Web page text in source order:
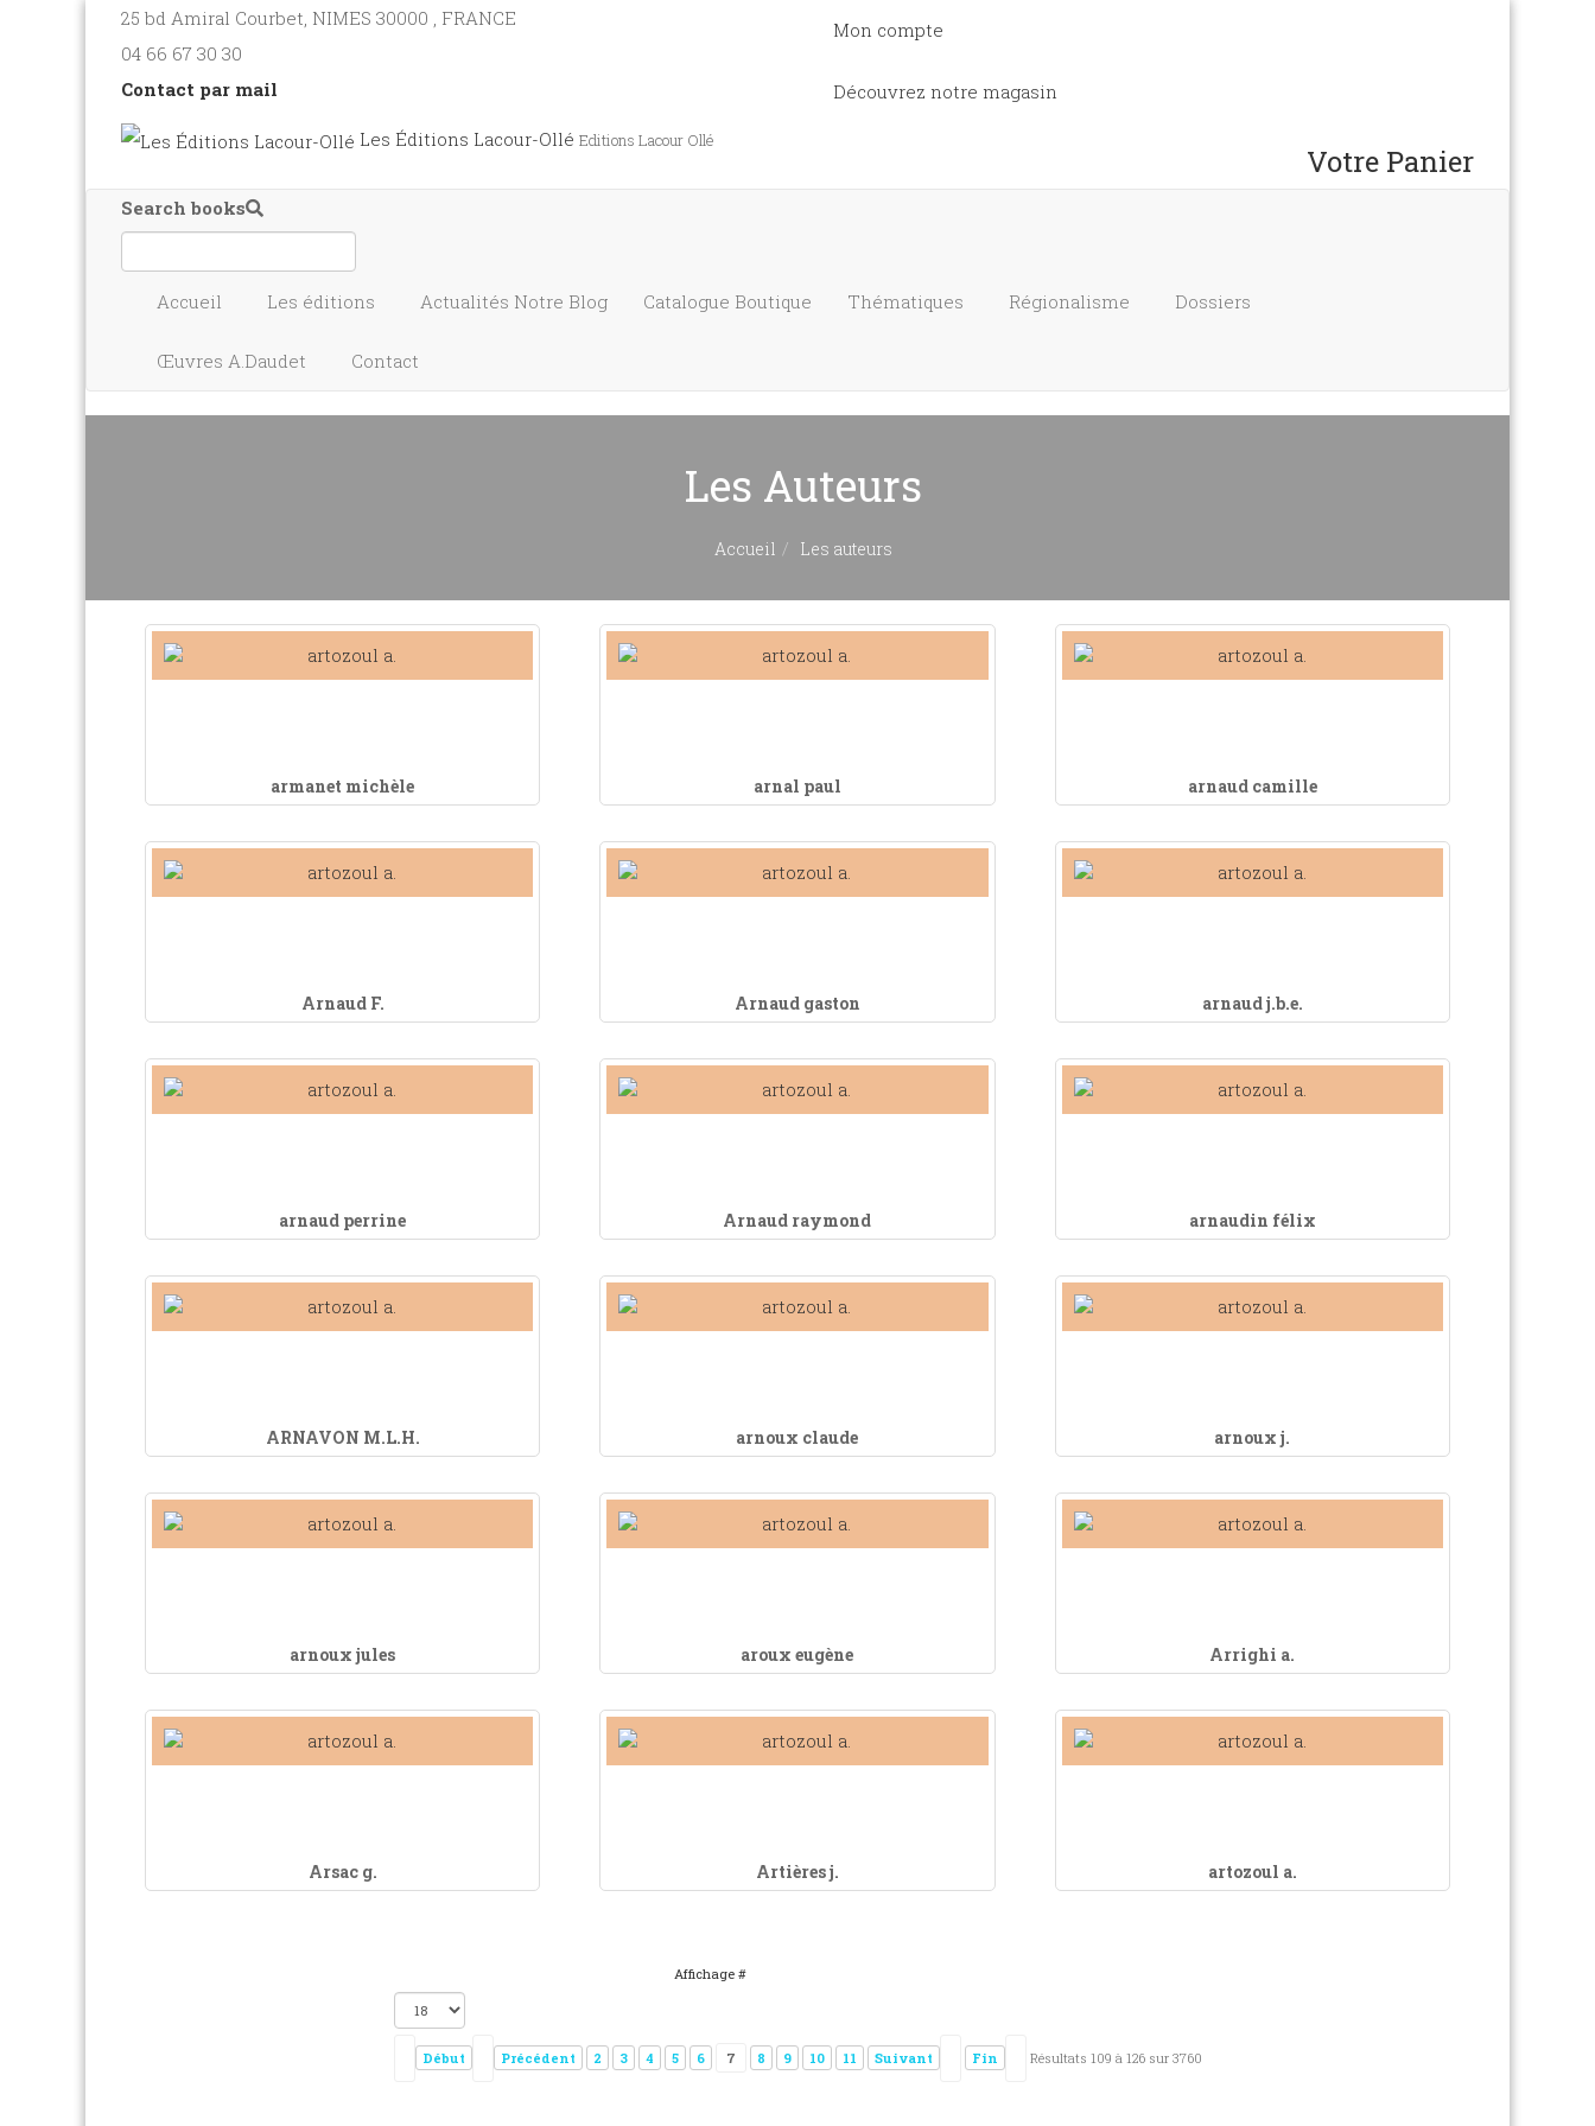
25 bd Amiral Courbet, NIMES 30000 , FRANCE
04 66 67 30 30
Contact par mail
Mon compte
Découvrez notre magasin
Les Éditions Lacour-Ollé Editions Lacour Ollé
Votre Panier
Search books
Accueil Les éditions Actualités Notre Blog Catalogue Boutique Thématiques Régionalisme Dossiers
Œuvres A.Daudet Contact
Les Auteurs
Accueil Les auteurs
armanet michèle arnal paul arnaud camille
Arnaud F. Arnaud gaston arnaud j.b.e.
arnaud perrine Arnaud raymond arnaudin félix
ARNAVON M.L.H. arnoux claude arnoux j.
arnoux jules aroux eugène Arrighi a.
Arsac g. Artières j. artozoul a.
Affichage #
Début Précédent 2 3 4 5 6 7 8 9 10 11 Suivant Fin Résultats 109 à 126 sur 3760